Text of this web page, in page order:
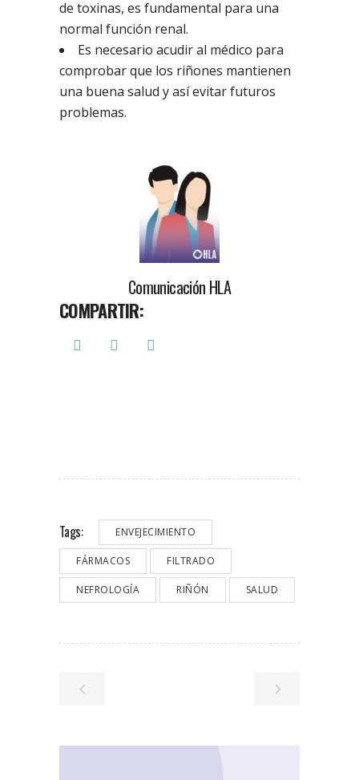
de toxinas, es fundamental para una
normal función renal.
Es necesario acudir al médico para
comprobar que los riñones mantienen
una buena salud y así evitar futuros
problemas.
Comunicación HLA
COMPARTIR:
Tags: ENVEJECIMIENTO
FÁRMACOS FILTRADO
NEFROLOGÍA RIÑÓN SALUD